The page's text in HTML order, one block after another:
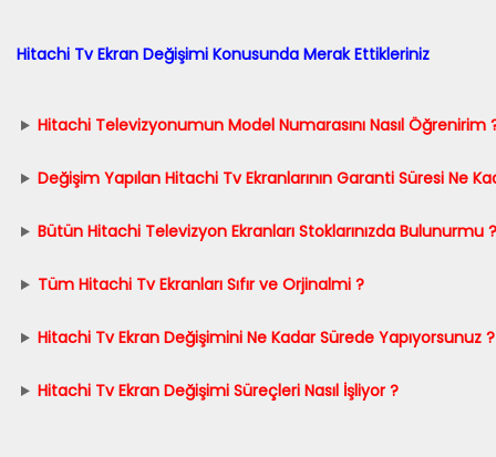
Hitachi Tv Ekran Değişimi Konusunda Merak Ettikleriniz
Hitachi Televizyonumun Model Numarasını Nasıl Öğrenirim
Değişim Yapılan Hitachi Tv Ekranlarının Garanti Süresi Ne
Bütün Hitachi Televizyon Ekranları Stoklarınızda Bulunurmu ?
Tüm Hitachi Tv Ekranları Sıfır ve Orjinalmi ?
Hitachi Tv Ekran Değişimini Ne Kadar Sürede Yapıyorsunuz ?
Hitachi Tv Ekran Değişimi Süreçleri Nasıl İşliyor ?